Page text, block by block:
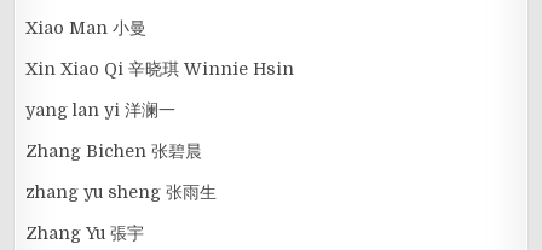
Xiao Man 小曼
Xin Xiao Qi 辛晓琪 Winnie Hsin
yang lan yi 洋澜一
Zhang Bichen 张碧晨
zhang yu sheng 张雨生
Zhang Yu 張宇